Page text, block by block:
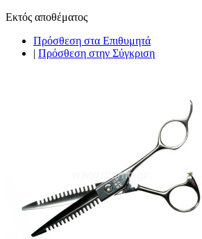
Εκτός αποθέματος
Πρόσθεση στα Επιθυμητά
| Πρόσθεση στην Σύγκριση